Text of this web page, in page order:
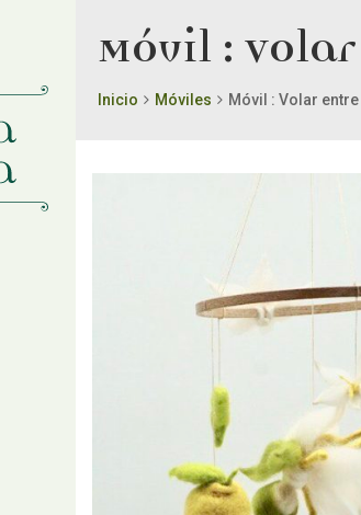
Móvil :
Inicio Móviles Móvil : Volar